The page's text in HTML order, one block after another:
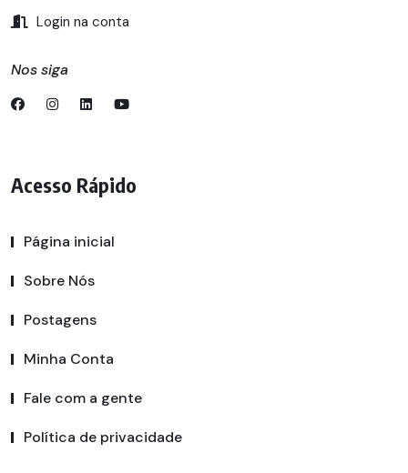
Login na conta
Nos siga
Acesso Rápido
Página inicial
Sobre Nós
Postagens
Minha Conta
Fale com a gente
Política de privacidade